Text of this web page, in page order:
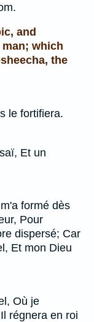
and
which
the
le fortifiera.
Et un
formé dès
Pour
dispersé; Car
Et mon Dieu
Où je
régnera en roi